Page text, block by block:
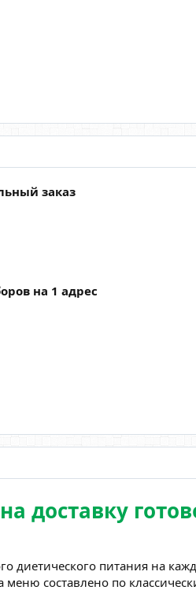
заказ
на 1 адрес
доставку
диетического питания на
меню составлено по